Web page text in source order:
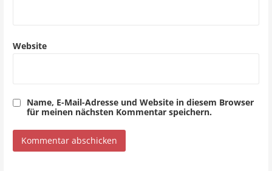
Website
Name, E-Mail-Adresse und Website in diesem Browser
für meinen nächsten Kommentar speichern.